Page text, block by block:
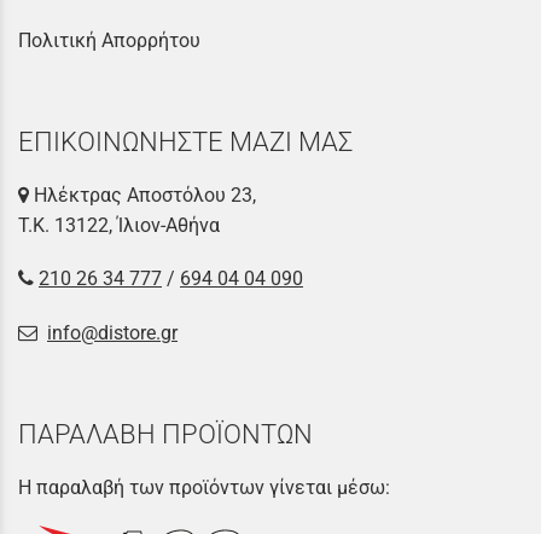
Πολιτική Απορρήτου
ΕΠΙΚΟΙΝΩΝΗΣΤΕ ΜΑΖΙ ΜΑΣ
Ηλέκτρας Αποστόλου 23,
Τ.Κ. 13122, Ίλιον-Αθήνα
210 26 34 777 / 694 04 04 090
info@distore.gr
ΠΑΡΑΛΑΒΗ ΠΡΟΪΟΝΤΩΝ
Η παραλαβή των προϊόντων γίνεται μέσω: